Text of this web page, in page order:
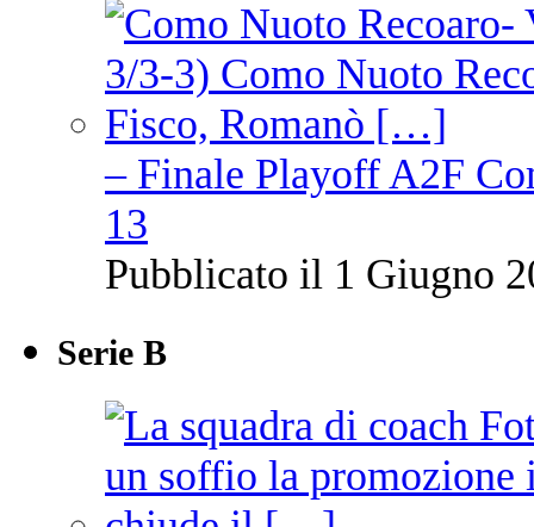
– Finale Playoff A2F
13
Pubblicato il 1 Giugno
Serie B